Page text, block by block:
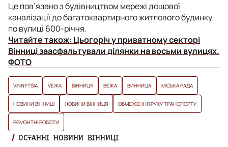
Це пов’язано з будівництвом мережі дощової
каналізації до багатоквартирного житлового будинку
по вулиці 600-річчя.
Читайте також: Цьогоріч у приватному секторі
Вінниці заасфальтували ділянки на восьми вулицях.
ФОТО
VINNYTSIA VЕЖА ВІННИЦЯ ВЕЖА ВИННИЦА МІСЬКА РАДА
НОВИНИ ВІННИЦІ НОВИНИ ВІННИЦЯ ОБМЕЖЕННЯ РУХУ ТРАНСПОРТУ
РЕМОНТНІ РОБОТИ
ОСТАННІ НОВИНИ ВІННИЦІ